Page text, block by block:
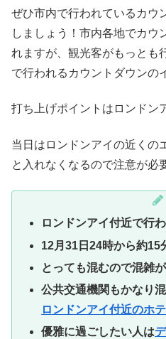
ぜひ市内で行われているカウ
しましょう！市内各地でカウ
れますが、観光客がもっとも
で行われるカウントダウンの
打ち上げポイントはロンドン
当日はロンドンアイの近くの
と入れなくなるので注意が必
ロンドンアイ付近で行
12月31日24時から約15
とっても混むので混雑
公共交通機関もかなり
ロンドンアイ付近のホ
優雅に過ごしたい人は